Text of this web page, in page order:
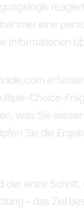
eine
Informationen
Choice-
was Sie
Sie die
der erste
– das Ziel